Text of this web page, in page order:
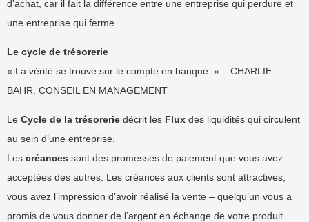
d’achat, car il fait la différence entre une entreprise qui perdure et
une entreprise qui ferme.
Le cycle de trésorerie
« La vérité se trouve sur le compte en banque. » – CHARLIE
BAHR. CONSEIL EN MANAGEMENT
Le Cycle de la trésorerie décrit les Flux des liquidités qui circulent
au sein d’une entreprise.
Les créances sont des promesses de paiement que vous avez
acceptées des autres. Les créances aux clients sont attractives,
vous avez l’impression d’avoir réalisé la vente – quelqu’un vous a
promis de vous donner de l’argent en échange de votre produit.